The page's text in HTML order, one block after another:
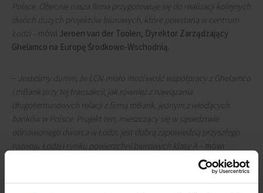
Polsce. Obecnie nasza firma przygotowuje się do realizacji kolejnych
dwóch dużych projektów biurowych, które powstaną w centrum
Łodzi –
mówi Jeroen van der Toolen, Dyrektor Zarządzający
Ghelamco na Europę Środkowo-Wschodnią.
– Jesteśmy dumni, że LCN miało możliwość współpracy z Ghelamco
i mBank przy tej transakcji, jak również z nawiązania
długoterminowych relacji z firmą mBank, jednym z wiodących
banków w Polsce. Projekt ten, mieszczący się w sąsiedztwie
odnowionego dworca w Łodzi, jest dobrą zapowiedzią przyszłego
rozwoju Łodzi i rynku powierzchni biurowych klasy A
mówi
Edward LaPuma, współzałożyciel i partner zarządzający LCN